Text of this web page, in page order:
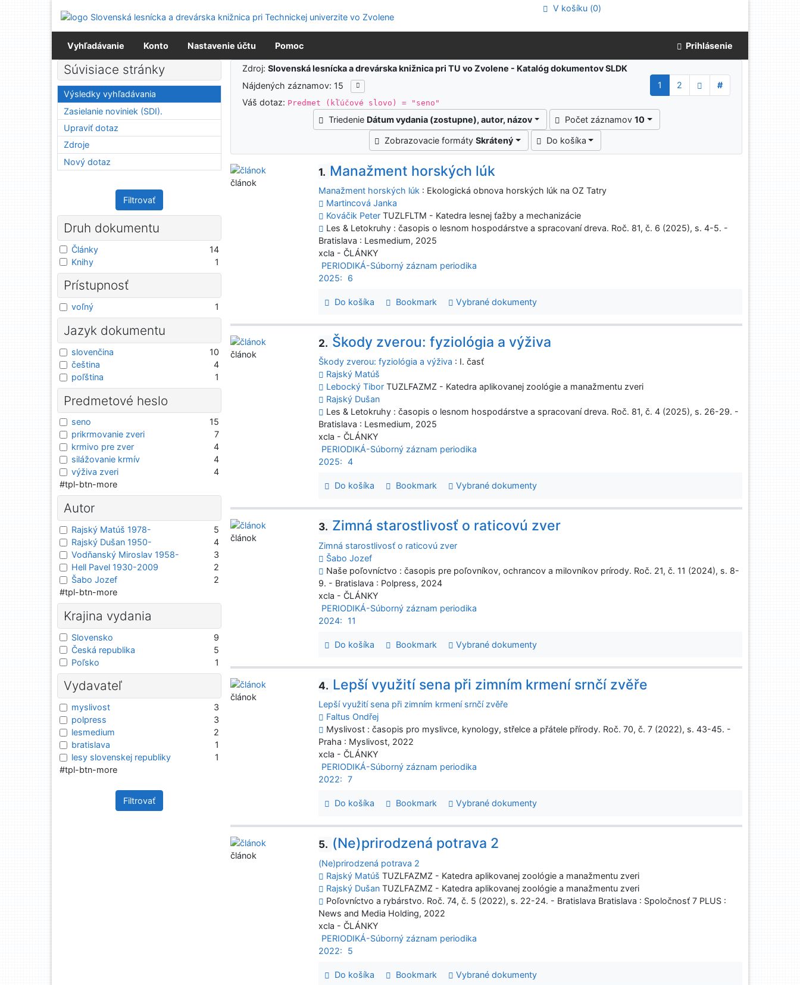
Prejsť na menu
Prehlásenie o webovej prístupnosti
V košíku (0)
Vyhľadávanie Konto Nastavenie účtu Pomoc Prihlásenie
Výsledky vyhľadávania
Zdroj:Slovenská lesnícka a drevárska knižnica pri TU vo Zvolene - Katalóg dokumentov SLDK
Nájdených záznamov: 15
1 2
#
Váš dotaz: Predmet (kľúčové slovo) = "seno"
Triedenie Dátum vydania (zostupne), autor, názov Počet záznamov10
Zobrazovacie formátySkrátený Do košíka
1. Manažment horských lúk
Manažment horských lúk : Ekologická obnova horských lúk na OZ Tatry
Martincová Janka
Kováčik Peter TUZLFLTM - Katedra lesnej ťažby a mechanizácie
Les & Letokruhy : časopis o lesnom hospodárstve a spracovaní dreva. Roč. 81, č. 6 (2025), s. 4-5. -
Bratislava : Lesmedium, 2025
xcla - ČLÁNKY
PERIODIKÁ-Súborný záznam periodika
2025:
6
Do košíka Bookmark Vybrané dokumenty
článok
2. Škody zverou: fyziológia a výživa
Škody zverou: fyziológia a výživa : I. časť
Rajský Matúš
Lebocký Tibor TUZLFAZMZ - Katedra aplikovanej zoológie a manažmentu zveri
Rajský Dušan
Les & Letokruhy : časopis o lesnom hospodárstve a spracovaní dreva. Roč. 81, č. 4 (2025), s. 26-29. -
Bratislava : Lesmedium, 2025
xcla - ČLÁNKY
PERIODIKÁ-Súborný záznam periodika
2025:
4
Do košíka Bookmark Vybrané dokumenty
článok
3. Zimná starostlivosť o raticovú zver
Zimná starostlivosť o raticovú zver
Šabo Jozef
Naše poľovníctvo : časopis pre poľovníkov, ochrancov a milovníkov prírody. Roč. 21, č. 11 (2024), s. 8-
9. - Bratislava : Polpress, 2024
xcla - ČLÁNKY
PERIODIKÁ-Súborný záznam periodika
2024:
11
Do košíka Bookmark Vybrané dokumenty
článok
4. Lepší využití sena při zimním krmení srnčí zvěře
Lepší využití sena při zimním krmení srnčí zvěře
Faltus Ondřej
Myslivost : časopis pro myslivce, kynology, střelce a přátele přírody. Roč. 70, č. 7 (2022), s. 43-45. -
Praha : Myslivost, 2022
xcla - ČLÁNKY
PERIODIKÁ-Súborný záznam periodika
2022:
7
Do košíka Bookmark Vybrané dokumenty
článok
5. (Ne)prirodzená potrava 2
(Ne)prirodzená potrava 2
Rajský Matúš TUZLFAZMZ - Katedra aplikovanej zoológie a manažmentu zveri
Rajský Dušan TUZLFAZMZ - Katedra aplikovanej zoológie a manažmentu zveri
Poľovníctvo a rybárstvo. Roč. 74, č. 5 (2022), s. 22-24. - Bratislava Bratislava : Spoločnosť 7 PLUS :
News and Media Holding, 2022
xcla - ČLÁNKY
PERIODIKÁ-Súborný záznam periodika
2022:
5
Do košíka Bookmark Vybrané dokumenty
článok
Súvisiace stránky
Výsledky vyhľadávania
Zasielanie noviniek (SDI).
Upraviť dotaz
Zdroje
Nový dotaz
Filtrovať
Druh dokumentu
Články
14
Knihy
1
Prístupnosť
voľný 1
Jazyk dokumentu
slovenčina
10
čeština
4
poľština
1
Predmetové heslo
seno
15
prikrmovanie zveri
7
krmivo pre zver
4
silážovanie krmív
4
výživa zveri
4
#tpl-btn-more
Autor
Rajský Matúš 1978-
5
Rajský Dušan 1950-
4
Vodňanský Miroslav 1958-
3
Hell Pavel 1930-2009
2
Šabo Jozef
2
#tpl-btn-more
Krajina vydania
Slovensko
9
Česká republika
5
Poľsko
1
Vydavateľ
myslivost
3
polpress
3
lesmedium
2
bratislava
1
lesy slovenskej republiky
1
#tpl-btn-more
Filtrovať